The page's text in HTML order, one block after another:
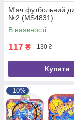
М'яч футбольний
№2 (MS4831)
В наявності
117 ₴ 130 ₴
Купити
–10%